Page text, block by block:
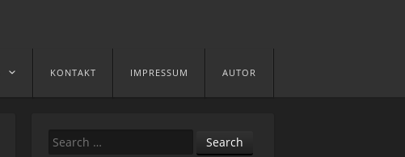
KONTAKT IMPRESSUM AUTOR
Search